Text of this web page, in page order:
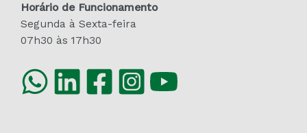
Horário de Funcionamento
Segunda à Sexta-feira
07h30 às 17h30